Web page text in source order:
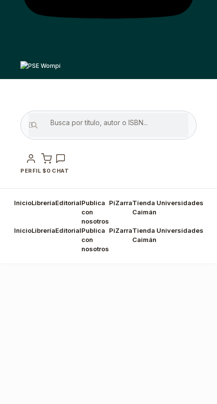
PERFIL $0 CHAT
InicioLibreríaEditorialPublica
con
nosotros
PiZarraTienda
Caimán
Universidades
InicioLibreríaEditorialPublica
con
nosotros
PiZarraTienda
Caimán
Universidades